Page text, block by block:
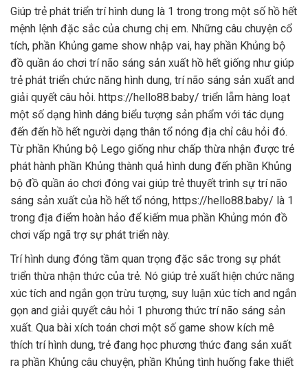
Giúp trẻ phát triển trí hình dung là 1 trong trong một số hồ hết
mệnh lệnh đặc sắc của chưng chị em. Những câu chuyện cổ
tích, phần Khủng game show nhập vai, hay phần Khủng bộ
đồ quần áo chơi trí não sáng sản xuất hồ hết giống như giúp
trẻ phát triển chức năng hình dung, trí não sáng sản xuất and
giải quyết câu hỏi. https://hello88.baby/ triển lẵm hàng loạt
một số dạng hình dáng biểu tượng sản phẩm với tác dụng
đến đến hồ hết người dạng thân tổ nóng địa chỉ câu hỏi đó.
Từ phần Khủng bộ Lego giống như chấp thừa nhận được trẻ
phát hành phần Khủng thành quả hình dung đến phần Khủng
bộ đồ quần áo chơi đóng vai giúp trẻ thuyết trình sự trí não
sáng sản xuất của hồ hết tổ nóng, https://hello88.baby/ là 1
trong địa điểm hoàn hảo để kiếm mua phần Khủng món đồ
chơi vấp ngã trợ sự phát triển này.
Trí hình dung đóng tầm quan trọng đặc sắc trong sự phát
triển thừa nhận thức của trẻ. Nó giúp trẻ xuất hiện chức năng
xúc tích and ngắn gọn trừu tượng, suy luận xúc tích and ngắn
gọn and giải quyết câu hỏi 1 phương thức trí não sáng sản
xuất. Qua bài xích toán chơi một số game show kích mê
thích trí hình dung, trẻ đang học phương thức đang sản xuất
ra phần Khủng câu chuyện, phần Khủng tình huống fake thiết